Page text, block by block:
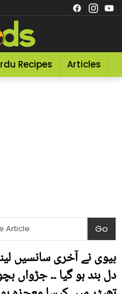
Recipes Articles
بیوی نے آخری سانسیں
دل بند ہو گیا ۔۔ جڑواں